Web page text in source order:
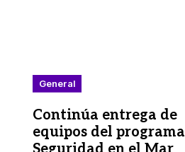
General
Continúa entrega de
equipos del programa